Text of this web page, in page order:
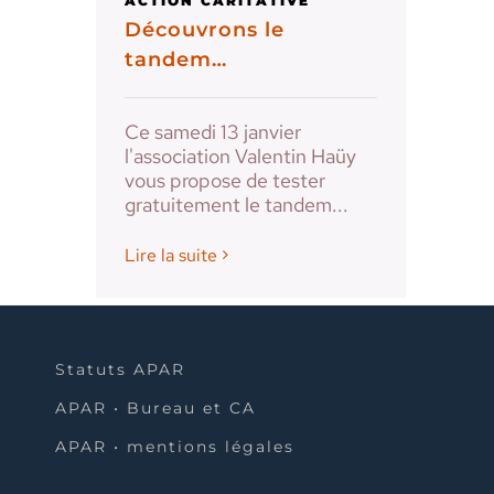
Découvrons le
tandem…
Ce samedi 13 janvier
l'association Valentin Haüy
vous propose de tester
gratuitement le tandem...
Lire la suite
Statuts APAR
APAR • Bureau et CA
APAR • mentions légales